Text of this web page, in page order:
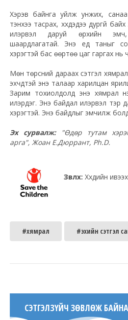
Хэрэв байнга уйлж унжих,
тэнхээ тасрах, хүүхдэдээ дургүй
илэрвэл даруй өрхийн
шаардлагатай. Энэ үед таныг
хэрэгтэй бас өөртөө цаг гаргах нь
Мөн төрсний дараах сэтгэл
эхчүүдтэй энэ талаар харилцан
Зарим тохиолдолд энэ хямрал
илэрдэг. Энэ байдал илэрвэл тэр
хэрэгтэй. Энэ байдлыг эмчилж
Эх сурвалж:
"Өдөр тутам
арга", Жоан Е.Дюррант, Ph.D.
Зөвлөх: Хүүхдийн
#хямрал #эхийн сэтгэл
СЭТГЭЛЗҮЙЧ ЗӨВЛӨЖ БАЙНА